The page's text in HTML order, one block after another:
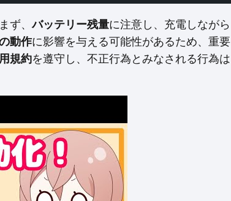
ず、バッテリー残量に注意し、充電しながら
動作に影響を与える可能性があるため、重要
規約を遵守し、不正行為とみなされる行為は